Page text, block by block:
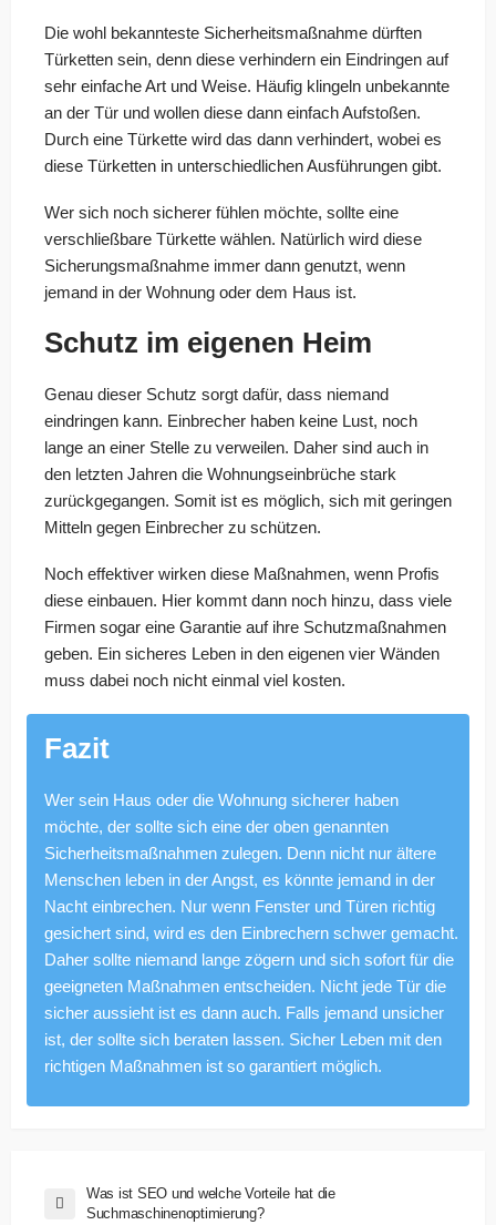
Die wohl bekannteste Sicherheitsmaßnahme dürften
Türketten sein, denn diese verhindern ein Eindringen auf
sehr einfache Art und Weise. Häufig klingeln unbekannte
an der Tür und wollen diese dann einfach Aufstoßen.
Durch eine Türkette wird das dann verhindert, wobei es
diese Türketten in unterschiedlichen Ausführungen gibt.
Wer sich noch sicherer fühlen möchte, sollte eine
verschließbare Türkette wählen. Natürlich wird diese
Sicherungsmaßnahme immer dann genutzt, wenn
jemand in der Wohnung oder dem Haus ist.
Schutz im eigenen Heim
Genau dieser Schutz sorgt dafür, dass niemand
eindringen kann. Einbrecher haben keine Lust, noch
lange an einer Stelle zu verweilen. Daher sind auch in
den letzten Jahren die Wohnungseinbrüche stark
zurückgegangen. Somit ist es möglich, sich mit geringen
Mitteln gegen Einbrecher zu schützen.
Noch effektiver wirken diese Maßnahmen, wenn Profis
diese einbauen. Hier kommt dann noch hinzu, dass viele
Firmen sogar eine Garantie auf ihre Schutzmaßnahmen
geben. Ein sicheres Leben in den eigenen vier Wänden
muss dabei noch nicht einmal viel kosten.
Fazit
Wer sein Haus oder die Wohnung sicherer haben
möchte, der sollte sich eine der oben genannten
Sicherheitsmaßnahmen zulegen. Denn nicht nur ältere
Menschen leben in der Angst, es könnte jemand in der
Nacht einbrechen. Nur wenn Fenster und Türen richtig
gesichert sind, wird es den Einbrechern schwer gemacht.
Daher sollte niemand lange zögern und sich sofort für die
geeigneten Maßnahmen entscheiden. Nicht jede Tür die
sicher aussieht ist es dann auch. Falls jemand unsicher
ist, der sollte sich beraten lassen. Sicher Leben mit den
richtigen Maßnahmen ist so garantiert möglich.
Was ist SEO und welche Vorteile hat die
Suchmaschinenoptimierung?